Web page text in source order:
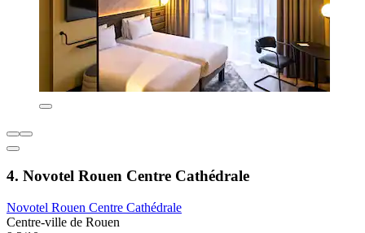
4. Novotel Rouen Centre Cathédrale
Novotel Rouen Centre Cathédrale
Centre-ville de Rouen